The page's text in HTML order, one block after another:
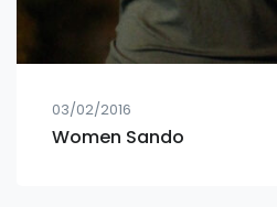
03/02/2016
Women Sando